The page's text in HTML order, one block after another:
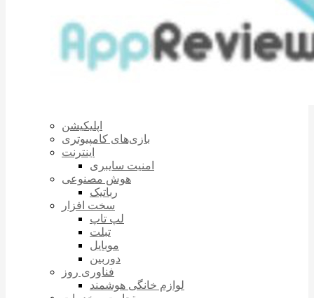
اپلیکیشن
بازی‌های کامپیوتری
اینترنت
امنیت سایبری
هوش مصنوعی
رباتیک
سخت افزار
لپ تاپ
تبلت
موبایل
دوربین
فناوری روز
لوازم خانگی هوشمند